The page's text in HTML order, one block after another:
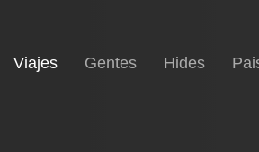
Viajes(current)
Gentes Hides